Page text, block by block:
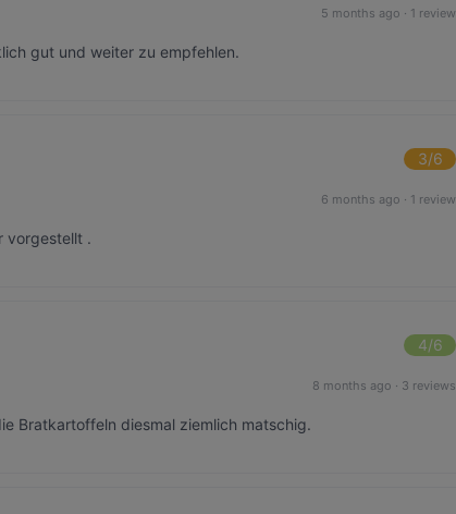
5 months ago · 1 review
gut und weiter zu empfehlen.
3/6
6 months ago · 1 review
vorgestellt .
4/6
8 months ago · 3 reviews
Bratkartoffeln diesmal ziemlich matschig.